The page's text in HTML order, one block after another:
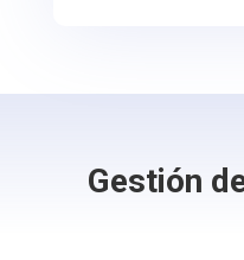
Gestión